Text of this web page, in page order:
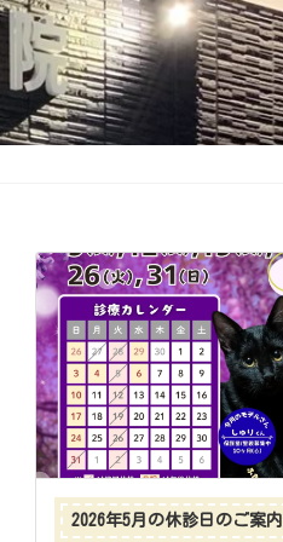
2026年5月の休診日のご案内